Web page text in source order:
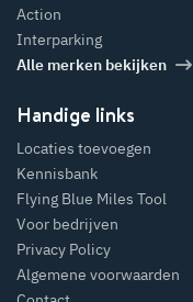
Action
Interparking
Alle merken bekijken
Handige links
Locaties toevoegen
Kennisbank
Flying Blue Miles Tool
Voor bedrijven
Privacy Policy
Algemene voorwaarden